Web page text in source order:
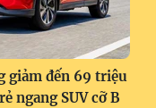
giảm đến 69 triệu
ngang SUV cỡ B